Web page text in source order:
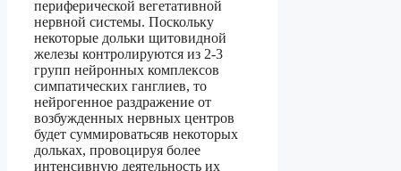
периферической вегетативной
нервной системы. Поскольку
некоторые дольки щитовидной
железы контролируются из 2-3
групп нейронных комплексов
симпатических ганглиев, то
нейрогенное раздражение от
возбужденных нервных центров
будет суммироватьсяв некоторых
дольках, провоцируя более
интенсивную деятельность их